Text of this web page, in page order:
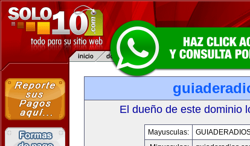
El dueño de este dominio
Mayusculas: